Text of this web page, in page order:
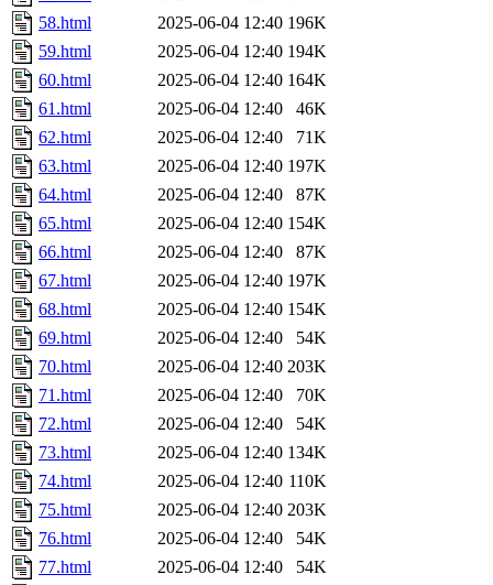
58.html
2025-06-04 12:40 196K
59.html
2025-06-04 12:40 194K
60.html
2025-06-04 12:40 164K
61.html
2025-06-04 12:40
46K
62.html
2025-06-04 12:40
71K
63.html
2025-06-04 12:40 197K
64.html
2025-06-04 12:40
87K
65.html
2025-06-04 12:40 154K
66.html
2025-06-04 12:40
87K
67.html
2025-06-04 12:40 197K
68.html
2025-06-04 12:40 154K
69.html
2025-06-04 12:40
54K
70.html
2025-06-04 12:40 203K
71.html
2025-06-04 12:40
70K
72.html
2025-06-04 12:40
54K
73.html
2025-06-04 12:40 134K
74.html
2025-06-04 12:40 110K
75.html
2025-06-04 12:40 203K
76.html
2025-06-04 12:40
54K
77.html
2025-06-04 12:40
54K